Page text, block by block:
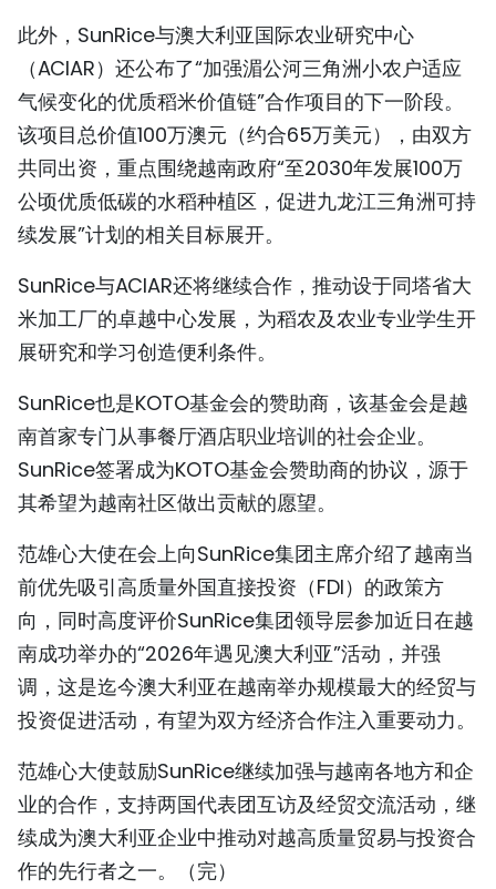
FRANÇAIS
РУССКИЙ
ESPAÑOL
此外，SunRice与澳大利亚国际农业研究中心
（ACIAR）还公布了“加强湄公河三角洲小农户适应
气候变化的优质稻米价值链”合作项目的下一阶段。
该项目总价值100万澳元（约合65万美元），由双方
共同出资，重点围绕越南政府“至2030年发展100万
公顷优质低碳的水稻种植区，促进九龙江三角洲可持
续发展”计划的相关目标展开。
SunRice与ACIAR还将继续合作，推动设于同塔省大
米加工厂的卓越中心发展，为稻农及农业专业学生开
展研究和学习创造便利条件。
SunRice也是KOTO基金会的赞助商，该基金会是越
南首家专门从事餐厅酒店职业培训的社会企业。
SunRice签署成为KOTO基金会赞助商的协议，源于
其希望为越南社区做出贡献的愿望。
范雄心大使在会上向SunRice集团主席介绍了越南当
前优先吸引高质量外国直接投资（FDI）的政策方
向，同时高度评价SunRice集团领导层参加近日在越
南成功举办的“2026年遇见澳大利亚”活动，并强
调，这是迄今澳大利亚在越南举办规模最大的经贸与
投资促进活动，有望为双方经济合作注入重要动力。
范雄心大使鼓励SunRice继续加强与越南各地方和企
业的合作，支持两国代表团互访及经贸交流活动，继
续成为澳大利亚企业中推动对越高质量贸易与投资合
作的先行者之一。（完）